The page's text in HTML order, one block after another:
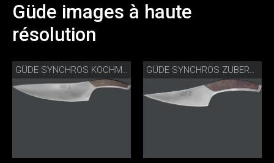
Güde images à haute
résolution
GÜDE SYNCHROS KOCHMESSER S805-23 GÜDE SYNCHROS ZUBEREITUNGSMESSER S805-14